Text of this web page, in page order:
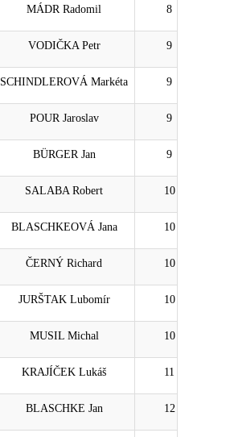
MÁDR Radomil 8
VODIČKA Petr 9
SCHINDLEROVÁ Markéta 9
POUR Jaroslav 9
BÜRGER Jan 9
SALABA Robert 10
BLASCHKEOVÁ Jana 10
ČERNÝ Richard 10
JURŠTAK Lubomír 10
MUSIL Michal 10
KRAJÍČEK Lukáš 11
BLASCHKE Jan 12